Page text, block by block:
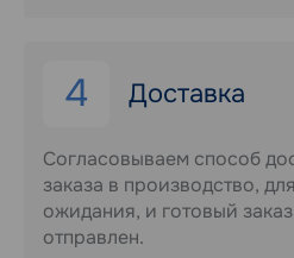
4 Доставка
Согласовываем способ
заказа в производство,
ожидания, и готовый
отправлен.